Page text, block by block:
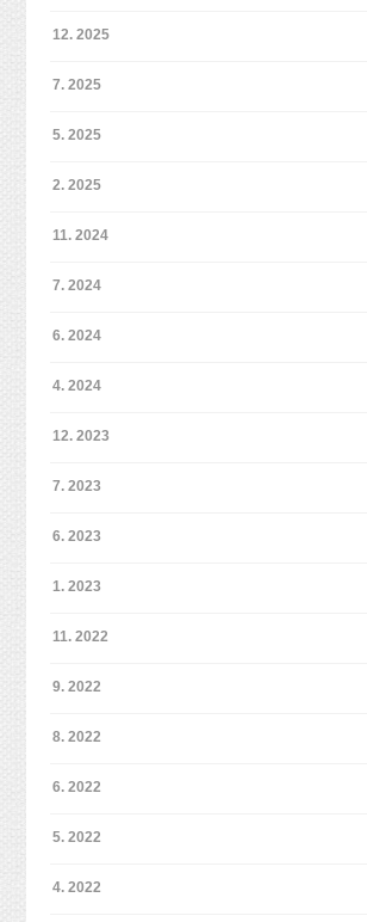
12. 2025
7. 2025
5. 2025
2. 2025
11. 2024
7. 2024
6. 2024
4. 2024
12. 2023
7. 2023
6. 2023
1. 2023
11. 2022
9. 2022
8. 2022
6. 2022
5. 2022
4. 2022